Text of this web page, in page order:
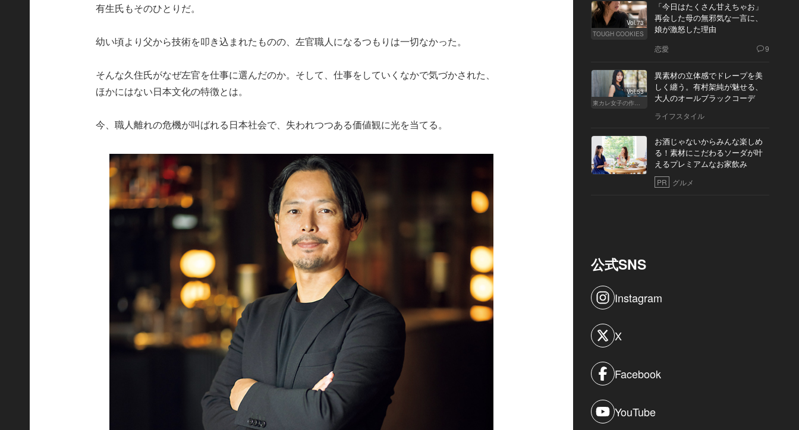
有生氏もそのひとりだ。
幼い頃より父から技術を叩き込まれたものの、左官職人になるつもりは一切なかった。
そんな久住氏がなぜ左官を仕事に選んだのか。そして、仕事をしていくなかで気づかされた、
ほかにはない日本文化の特徴とは。
今、職人離れの危機が叫ばれる日本社会で、失われつつある価値観に光を当てる。
Vol.73
TOUGH COOKIES
「今日はたくさん甘えちゃお」
再会した母の無邪気な一言に、
娘が激怒した理由
恋愛 9
Vol.53
東カレ女子の作り方
異素材の立体感でドレープを美
しく纏う。有村架純が魅せる、
大人のオールブラックコーデ
ライフスタイル
お酒じゃないからみんな楽しめ
る！素材にこだわるソーダが叶
えるプレミアムなお家飲み
PR グルメ
公式SNS
Instagram
X
Facebook
YouTube